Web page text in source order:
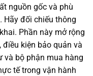
nguồn gốc và phù
Hãy đối chiếu thông
Phần này mở rộng
điều kiện bảo quản và
và bộ phận mua hàng
tế trong vận hành